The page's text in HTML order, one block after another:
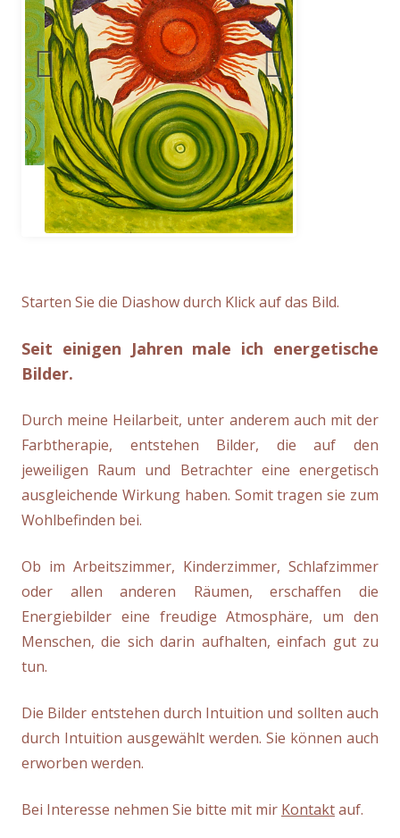
Carcinose
Starten Sie die Diashow durch Klick auf das Bild.
Seit einigen Jahren male ich energetische
Bilder.
Durch meine Heilarbeit, unter anderem auch mit der
Farbtherapie, entstehen Bilder, die auf den
jeweiligen Raum und Betrachter eine energetisch
ausgleichende Wirkung haben. Somit tragen sie zum
Wohlbefinden bei.
Ob im Arbeitszimmer, Kinderzimmer, Schlafzimmer
oder allen anderen Räumen, erschaffen die
Energiebilder eine freudige Atmosphäre, um den
Menschen, die sich darin aufhalten, einfach gut zu
tun.
Die Bilder entstehen durch Intuition und sollten auch
durch Intuition ausgewählt werden. Sie können auch
erworben werden.
Bei Interesse nehmen Sie bitte mit mir Kontaktauf.